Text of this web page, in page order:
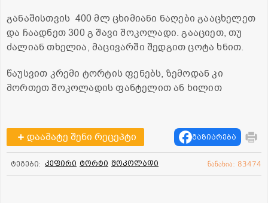
განაშისთვის 400 მლ ცხიმიანი ნაღები გააცხელეთ
და ჩაადნეთ 300 გ შავი შოკოლადი. გააციეთ, თუ
ძალიან თხელია, მაცივარში შედგით ცოტა ხნით.
წაუსვით კრემი ტორტის ფენებს, ზემოდან კი
მორთეთ შოკოლადის ფანტელით ან ხილით
დაამატე შენი რეცეპტი გაზიარება
ტეგები: კეფირი ტორტი შოკოლადი ნანახია: 83474